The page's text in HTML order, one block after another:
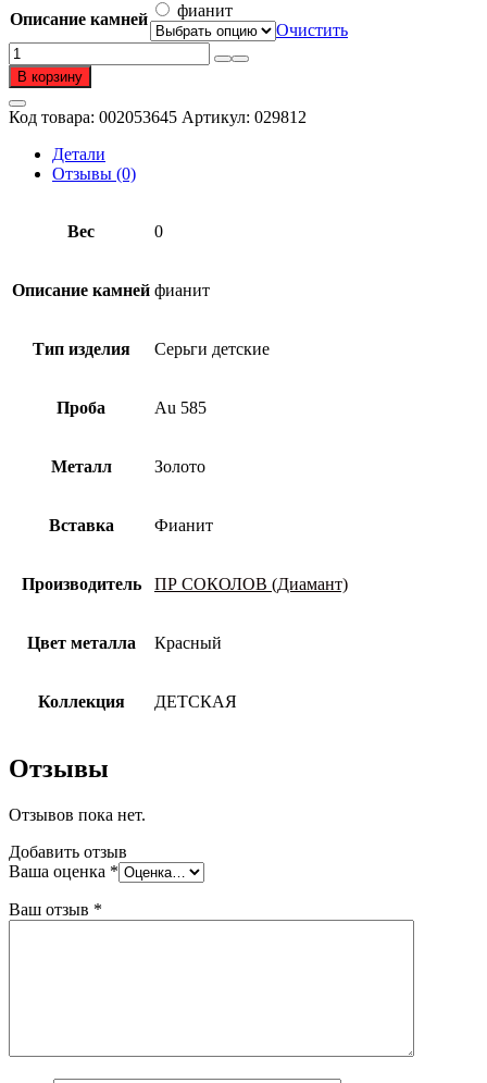
Описание камней
фианит
Очистить
Количество
товара
Серьги
детские
из
золота
пробы
фианитом
В корзину
Код товара: 002053645 Артикул: 029812
Детали
Отзывы (0)
Вес 0
Описание камней фианит
Тип изделия Серьги детские
Проба Au 585
Металл Золото
Вставка Фианит
Производитель ПР СОКОЛОВ (Диамант)
Цвет металла Красный
Коллекция ДЕТСКАЯ
Отзывы
Отзывов пока нет.
Добавить отзыв
Ваша оценка *
Ваш отзыв *